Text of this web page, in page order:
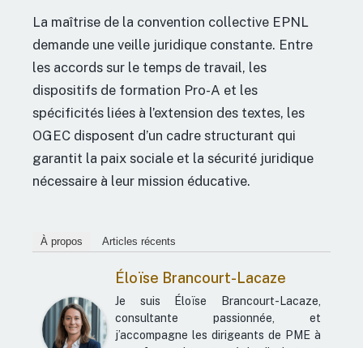
La maîtrise de la convention collective EPNL
demande une veille juridique constante. Entre
les accords sur le temps de travail, les
dispositifs de formation Pro-A et les
spécificités liées à l’extension des textes, les
OGEC disposent d’un cadre structurant qui
garantit la paix sociale et la sécurité juridique
nécessaire à leur mission éducative.
À propos Articles récents
Éloïse Brancourt-Lacaze
Je suis Éloïse Brancourt-Lacaze,
consultante passionnée, et
j’accompagne les dirigeants de PME à